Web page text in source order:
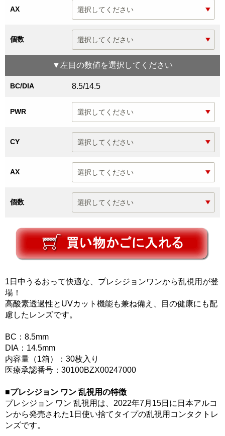
AX
個数
▼ 左目 の数値を選択してください
BC/DIA 8.5/14.5
PWR
CY
AX
個数
1日中うるおって快適な、プレシジョンワンから乱視用が登
場！
高酸素透過性とUVカット機能も兼ね備え、目の健康にも配
慮したレンズです。
BC：8.5mm
DIA：14.5mm
内容量（1箱）：30枚入り
医療承認番号：30100BZX00247000
■プレシジョン ワン 乱視用の特徴
プレシジョン ワン 乱視用は、2022年7月15日に日本アルコ
ンから発売された1日使い捨てタイプの乱視用コンタクトレ
ンズです。